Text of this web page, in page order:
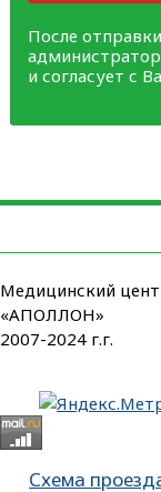
После
администратор
и согласует с
Медицинский
«АПОЛЛОН»
2007-2024 г.г.
Схема